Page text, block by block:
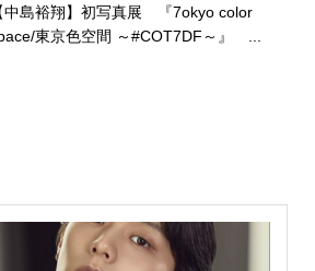
中島裕翔】初写真展 『7okyo color
東京色空間 ～#COT7DF～』 ...